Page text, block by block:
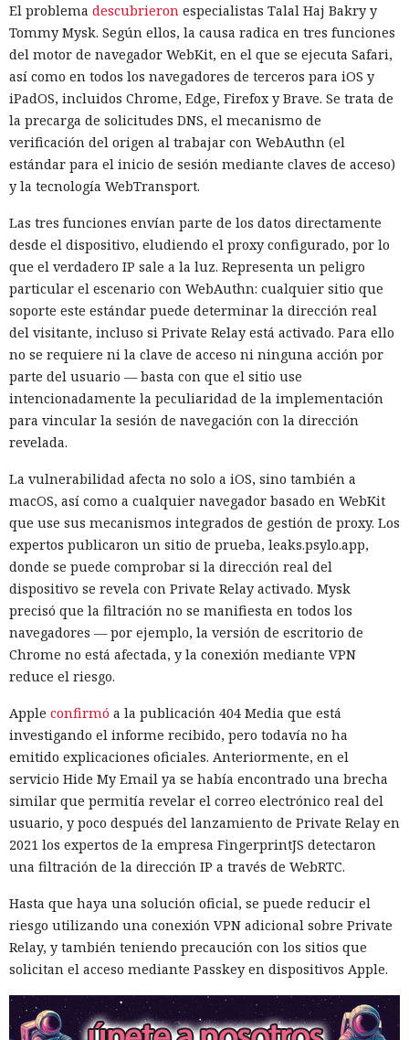
El problema descubrieron especialistas Talal Haj Bakry y
Tommy Mysk. Según ellos, la causa radica en tres funciones
del motor de navegador WebKit, en el que se ejecuta Safari,
así como en todos los navegadores de terceros para iOS y
iPadOS, incluidos Chrome, Edge, Firefox y Brave. Se trata de
la precarga de solicitudes DNS, el mecanismo de
verificación del origen al trabajar con WebAuthn (el
estándar para el inicio de sesión mediante claves de acceso)
y la tecnología WebTransport.
Las tres funciones envían parte de los datos directamente
desde el dispositivo, eludiendo el proxy configurado, por lo
que el verdadero IP sale a la luz. Representa un peligro
particular el escenario con WebAuthn: cualquier sitio que
soporte este estándar puede determinar la dirección real
del visitante, incluso si Private Relay está activado. Para ello
no se requiere ni la clave de acceso ni ninguna acción por
parte del usuario — basta con que el sitio use
intencionadamente la peculiaridad de la implementación
para vincular la sesión de navegación con la dirección
revelada.
La vulnerabilidad afecta no solo a iOS, sino también a
macOS, así como a cualquier navegador basado en WebKit
que use sus mecanismos integrados de gestión de proxy. Los
expertos publicaron un sitio de prueba, leaks.psylo.app,
donde se puede comprobar si la dirección real del
dispositivo se revela con Private Relay activado. Mysk
precisó que la filtración no se manifiesta en todos los
navegadores — por ejemplo, la versión de escritorio de
Chrome no está afectada, y la conexión mediante VPN
reduce el riesgo.
Apple confirmó a la publicación 404 Media que está
investigando el informe recibido, pero todavía no ha
emitido explicaciones oficiales. Anteriormente, en el
servicio Hide My Email ya se había encontrado una brecha
similar que permitía revelar el correo electrónico real del
usuario, y poco después del lanzamiento de Private Relay en
2021 los expertos de la empresa FingerprintJS detectaron
una filtración de la dirección IP a través de WebRTC.
Hasta que haya una solución oficial, se puede reducir el
riesgo utilizando una conexión VPN adicional sobre Private
Relay, y también teniendo precaución con los sitios que
solicitan el acceso mediante Passkey en dispositivos Apple.